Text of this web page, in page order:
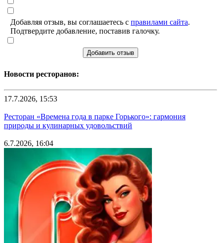
Добавляя отзыв, вы соглашаетесь с правилами сайта.
Подтвердите добавление, поставив галочку.
Добавить отзыв
Новости ресторанов:
17.7.2026, 15:53
Ресторан «Времена года в парке Горького»: гармония
природы и кулинарных удовольствий
6.7.2026, 16:04